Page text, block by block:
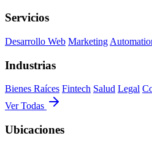
Servicios
Desarrollo Web Marketing
Industrias
Bienes Raíces Fintech Salud Legal
Ver Todas
Ubicaciones